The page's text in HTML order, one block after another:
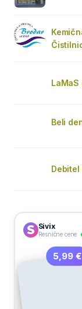
LaMaS
Beli
Debitel
Sivix
Resnične cene
5,99 €